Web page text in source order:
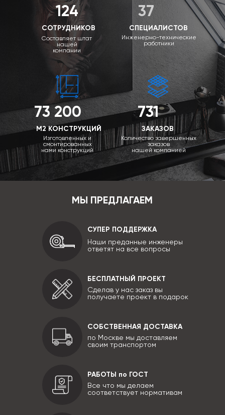
124
СОТРУДНИКОВ
Составляет штат
нашей
компании
73 200
М2 КОНСТРУКЦИЙ
Изготовленных и
смонтированных
нами конструкций
731
ЗАКАЗОВ
Количество завершенных
заказов
нашей компанией
37
СПЕЦИАЛИСТОВ
Инженерно-технические
работники
МЫ ПРЕДЛАГАЕМ
СУПЕР ПОДДЕРЖКА
Наши преданные инженеры
ответят на все вопросы
БЕСПЛАТНЫЙ ПРОЕКТ
Сделав у нас заказ вы
получаете проект в подарок
СОБСТВЕННАЯ ДОСТАВКА
по Москве мы доставляем
своим транспортом
РАБОТЫ по ГОСТ
Все что мы делаем
соответствует нормативам